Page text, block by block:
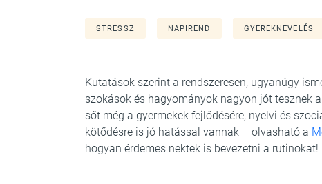
STRESSZ NAPIREND GYEREKNEVELÉS
Kutatások szerint a rendszeresen, ugyanúgy
szokások és hagyományok nagyon jót tesznek
sőt még a gyermekek fejlődésére, nyelvi és
kötődésre is jó hatással vannak – olvasható a
hogyan érdemes nektek is bevezetni a rutinokat!